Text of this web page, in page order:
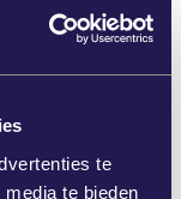
te
te bieden
richten.
waarin de
aan